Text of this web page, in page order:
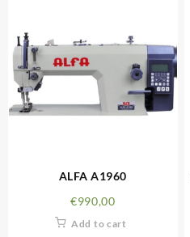
ALFA A1960
€990,00
Add to cart